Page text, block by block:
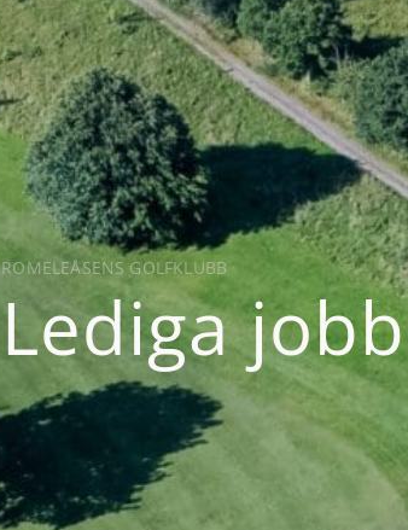
ROMELEÅSENS GOLFKLUBB
Lediga jobb